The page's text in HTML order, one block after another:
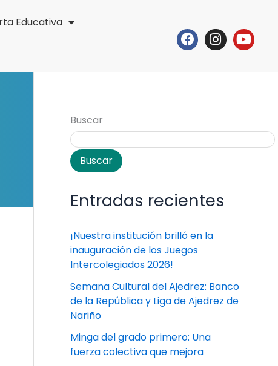
Educativa
Facebook
Buscar
Buscar
Entradas recientes
¡Nuestra institución brilló en la
inauguración de los Juegos
Intercolegiados 2026!
Semana Cultural del Ajedrez: Banco
de la República y Liga de Ajedrez de
Nariño
Minga del grado primero: Una
fuerza colectiva que mejora